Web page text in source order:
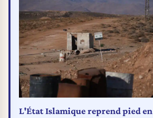
L'État Islamique reprend pied en